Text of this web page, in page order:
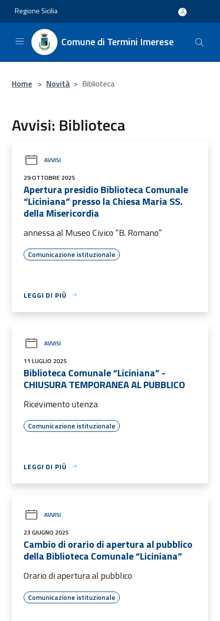
Regione Sicilia
Comune di Termini Imerese
Home > Novità > Biblioteca
Avvisi: Biblioteca
AVVISI
29 OTTOBRE 2025
Apertura presidio Biblioteca Comunale
“Liciniana” presso la Chiesa Maria SS.
della Misericordia
annessa al Museo Civico “B. Romano”
Comunicazione istituzionale
LEGGI DI PIÙ
AVVISI
11 LUGLIO 2025
Biblioteca Comunale “Liciniana” -
CHIUSURA TEMPORANEA AL PUBBLICO
Ricevimento utenza
Comunicazione istituzionale
LEGGI DI PIÙ
AVVISI
23 GIUGNO 2025
Cambio di orario di apertura al pubblico
della Biblioteca Comunale “Liciniana”
Orario di apertura al pubblico
Comunicazione istituzionale